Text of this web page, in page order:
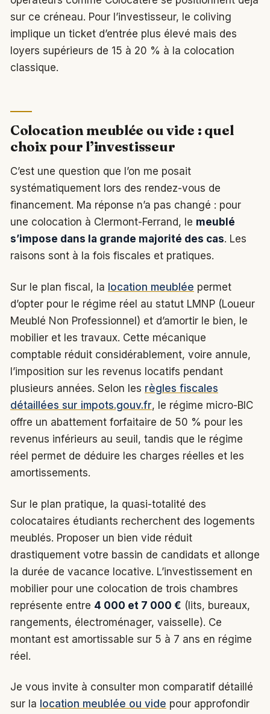
sur ce créneau. Pour l’investisseur, le coliving
implique un ticket d’entrée plus élevé mais des
loyers supérieurs de 15 à 20 % à la colocation
classique.
Colocation meublée ou vide : quel
choix pour l’investisseur
C’est une question que l’on me posait
systématiquement lors des rendez-vous de
financement. Ma réponse n’a pas changé : pour
une colocation à Clermont-Ferrand, le meublé
s’impose dans la grande majorité des cas. Les
raisons sont à la fois fiscales et pratiques.
Sur le plan fiscal, la location meublée permet
d’opter pour le régime réel au statut LMNP (Loueur
Meublé Non Professionnel) et d’amortir le bien, le
mobilier et les travaux. Cette mécanique
comptable réduit considérablement, voire annule,
l’imposition sur les revenus locatifs pendant
plusieurs années. Selon les règles fiscales
détaillées sur impots.gouv.fr, le régime micro-BIC
offre un abattement forfaitaire de 50 % pour les
revenus inférieurs au seuil, tandis que le régime
réel permet de déduire les charges réelles et les
amortissements.
Sur le plan pratique, la quasi-totalité des
colocataires étudiants recherchent des logements
meublés. Proposer un bien vide réduit
drastiquement votre bassin de candidats et allonge
la durée de vacance locative. L’investissement en
mobilier pour une colocation de trois chambres
représente entre 4 000 et 7 000 € (lits, bureaux,
rangements, électroménager, vaisselle). Ce
montant est amortissable sur 5 à 7 ans en régime
réel.
Je vous invite à consulter mon comparatif détaillé
sur la location meublée ou vide pour approfondir